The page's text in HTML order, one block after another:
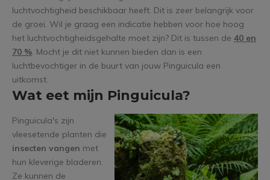
luchtvochtigheid beschikbaar heeft. Dit is zeer belangrijk voor
de groei. Wil je graag een indicatie hebben voor hoe hoog
het luchtvochtigheidsgehalte moet zijn? Dit is tussen de 40 en
70 %. Mocht je dit niet kunnen bieden dan is een
luchtbevochtiger in de buurt van jouw Pinguicula een
uitkomst.
Wat eet mijn Pinguicula?
Pinguicula's zijn
vleesetende planten die
insecten vangen met
hun kleverige bladeren.
Ze kunnen de